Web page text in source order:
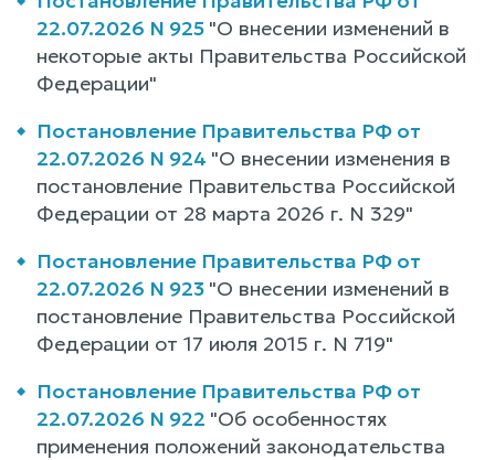
22.07.2026 N 925 "О внесении изменений в
некоторые акты Правительства Российской
Федерации"
Постановление Правительства РФ от
22.07.2026 N 924 "О внесении изменения в
постановление Правительства Российской
Федерации от 28 марта 2026 г. N 329"
Постановление Правительства РФ от
22.07.2026 N 923 "О внесении изменений в
постановление Правительства Российской
Федерации от 17 июля 2015 г. N 719"
Постановление Правительства РФ от
22.07.2026 N 922 "Об особенностях
применения положений законодательства